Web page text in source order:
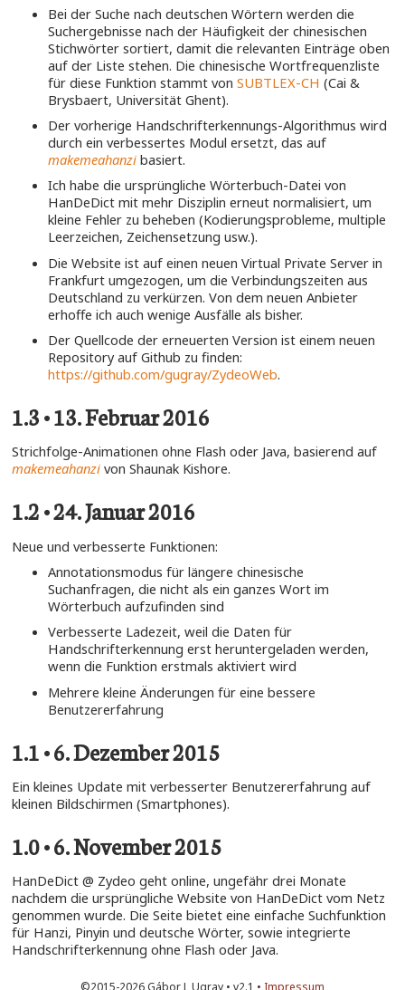
Bei der Suche nach deutschen Wörtern werden die
Suchergebnisse nach der Häufigkeit der chinesischen
Stichwörter sortiert, damit die relevanten Einträge oben
auf der Liste stehen. Die chinesische Wortfrequenzliste
für diese Funktion stammt vonSUBTLEX-CH (Cai &
Brysbaert, Universität Ghent).
Der vorherige Handschrifterkennungs-Algorithmus wird
durch ein verbessertes Modul ersetzt, das auf
makemeahanzi basiert.
Ich habe die ursprüngliche Wörterbuch-Datei von
HanDeDict mit mehr Disziplin erneut normalisiert, um
kleine Fehler zu beheben (Kodierungsprobleme, multiple
Leerzeichen, Zeichensetzung usw.).
Die Website ist auf einen neuen Virtual Private Server in
Frankfurt umgezogen, um die Verbindungszeiten aus
Deutschland zu verkürzen. Von dem neuen Anbieter
erhoffe ich auch wenige Ausfälle als bisher.
Der Quellcode der erneuerten Version ist einem neuen
Repository auf Github zu finden:
https://github.com/gugray/ZydeoWeb.
1.3 • 13. Februar 2016
Strichfolge-Animationen ohne Flash oder Java, basierend auf
makemeahanzi von Shaunak Kishore.
1.2 • 24. Januar 2016
Neue und verbesserte Funktionen:
Annotationsmodus für längere chinesische
Suchanfragen, die nicht als ein ganzes Wort im
Wörterbuch aufzufinden sind
Verbesserte Ladezeit, weil die Daten für
Handschrifterkennung erst heruntergeladen werden,
wenn die Funktion erstmals aktiviert wird
Mehrere kleine Änderungen für eine bessere
Benutzererfahrung
1.1 • 6. Dezember 2015
Ein kleines Update mit verbesserter Benutzererfahrung auf
kleinen Bildschirmen (Smartphones).
1.0 • 6. November 2015
HanDeDict @ Zydeo geht online, ungefähr drei Monate
nachdem die ursprüngliche Website von HanDeDict vom Netz
genommen wurde. Die Seite bietet eine einfache Suchfunktion
für Hanzi, Pinyin und deutsche Wörter, sowie integrierte
Handschrifterkennung ohne Flash oder Java.